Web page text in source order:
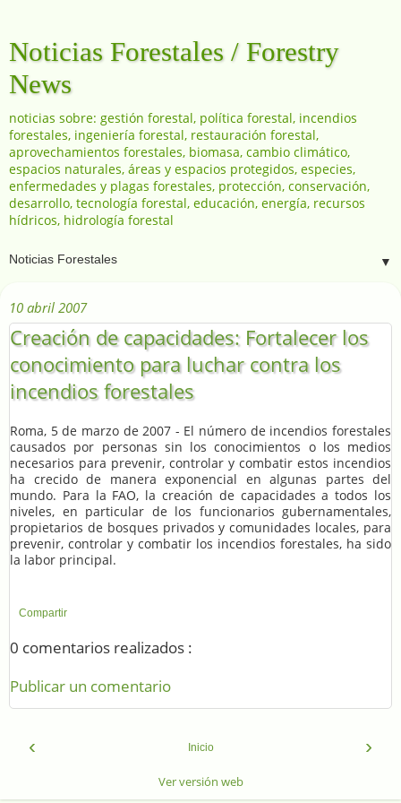
Noticias Forestales / Forestry
News
noticias sobre: gestión forestal, política forestal, incendios
forestales, ingeniería forestal, restauración forestal,
aprovechamientos forestales, biomasa, cambio climático,
espacios naturales, áreas y espacios protegidos, especies,
enfermedades y plagas forestales, protección, conservación,
desarrollo, tecnología forestal, educación, energía, recursos
hídricos, hidrología forestal
▼
10 abril 2007
Creación de capacidades: Fortalecer los
conocimiento para luchar contra los
incendios forestales
Roma, 5 de marzo de 2007 - El número de incendios forestales
causados por personas sin los conocimientos o los medios
necesarios para prevenir, controlar y combatir estos incendios
ha crecido de manera exponencial en algunas partes del
mundo. Para la FAO, la creación de capacidades a todos los
niveles, en particular de los funcionarios gubernamentales,
propietarios de bosques privados y comunidades locales, para
prevenir, controlar y combatir los incendios forestales, ha sido
la labor principal.
Compartir
0 comentarios realizados :
Publicar un comentario
‹ ›
Inicio
Ver versión web